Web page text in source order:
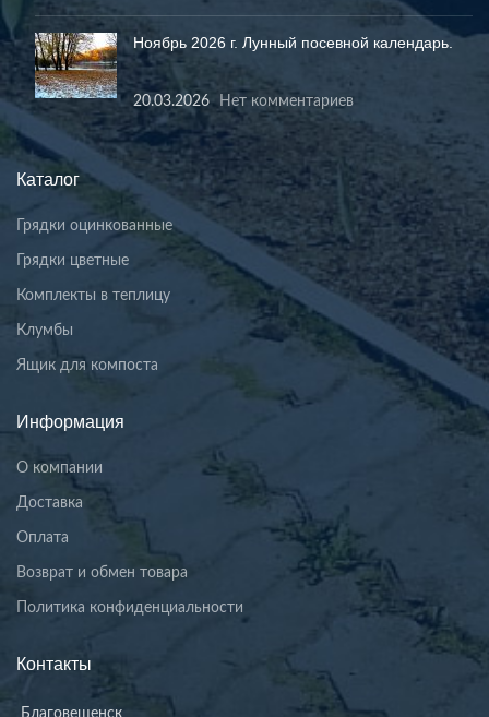
Ноябрь 2026 г. Лунный посевной календарь.
20.03.2026 Нет комментариев
Каталог
Грядки оцинкованные
Грядки цветные
Комплекты в теплицу
Клумбы
Ящик для компоста
Информация
О компании
Доставка
Оплата
Возврат и обмен товара
Политика конфиденциальности
Контакты
Благовещенск